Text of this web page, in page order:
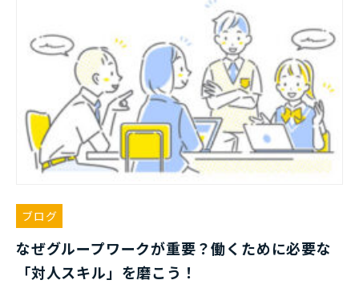
ブログ
なぜグループワークが重要？働くために必要な
「対人スキル」を磨こう！